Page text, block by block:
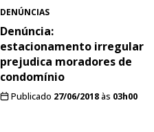
DENÚNCIAS
Denúncia:
estacionamento irregular
prejudica moradores de
condomínio
Publicado 27/06/2018às 03h00